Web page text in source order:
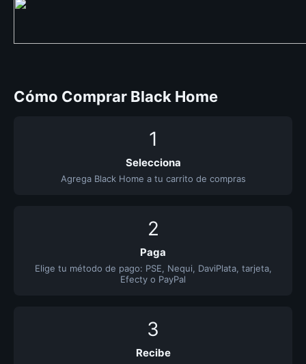
Cómo Comprar Black Home
1
Selecciona
Agrega Black Home a tu carrito de compras
2
Paga
Elige tu método de pago: PSE, Nequi, DaviPlata, tarjeta,
Efecty o PayPal
3
Recibe